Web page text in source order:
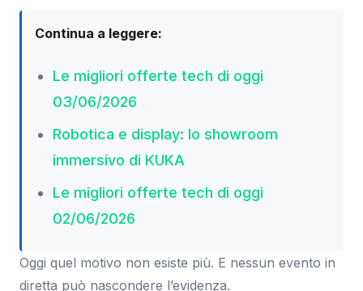
Continua a leggere:
Le migliori offerte tech di oggi
03/06/2026
Robotica e display: lo showroom
immersivo di KUKA
Le migliori offerte tech di oggi
02/06/2026
Oggi quel motivo non esiste più. E nessun evento in
diretta può nascondere l’evidenza.